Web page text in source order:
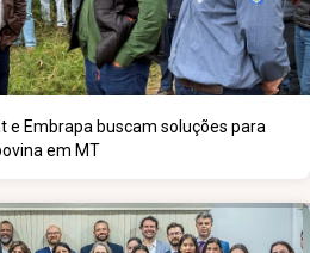
e Embrapa buscam soluções para
em MT